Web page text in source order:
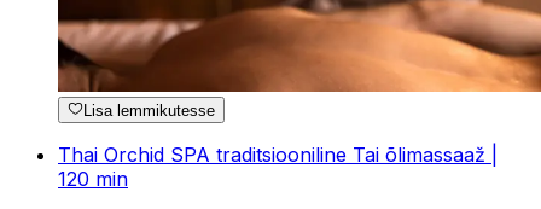
Lisa lemmikutesse
Thai Orchid SPA traditsiooniline Tai õlimassaaž |
120 min